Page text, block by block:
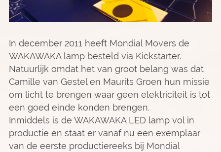
In december 2011 heeft Mondial Movers de
WAKAWAKA lamp besteld via Kickstarter.
Natuurlijk omdat het van groot belang was dat
Camille van Gestel en Maurits Groen hun missie
om licht te brengen waar geen elektriciteit is tot
een goed einde konden brengen.
Inmiddels is de WAKAWAKA LED lamp vol in
productie en staat er vanaf nu een exemplaar
van de eerste productiereeks bij Mondial